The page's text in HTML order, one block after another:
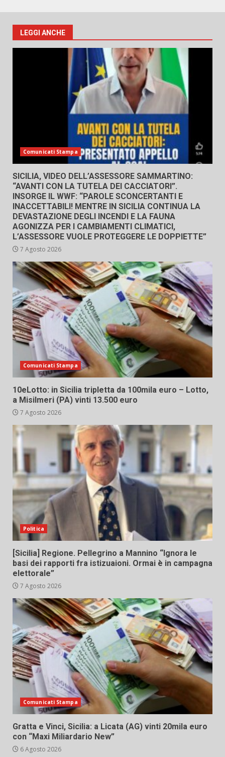
LEGGI ANCHE
Comunicati Stampa
SICILIA, VIDEO DELL’ASSESSORE SAMMARTINO:
“AVANTI CON LA TUTELA DEI CACCIATORI”.
INSORGE IL WWF: “PAROLE SCONCERTANTI E
INACCETTABILI! MENTRE IN SICILIA CONTINUA LA
DEVASTAZIONE DEGLI INCENDI E LA FAUNA
AGONIZZA PER I CAMBIAMENTI CLIMATICI,
L’ASSESSORE VUOLE PROTEGGERE LE DOPPIETTE”
7 Agosto 2026
Comunicati Stampa
10eLotto: in Sicilia tripletta da 100mila euro – Lotto,
a Misilmeri (PA) vinti 13.500 euro
7 Agosto 2026
Politica
[Sicilia] Regione. Pellegrino a Mannino “Ignora le
basi dei rapporti fra istizuaioni. Ormai è in campagna
elettorale”
7 Agosto 2026
Comunicati Stampa
Gratta e Vinci, Sicilia: a Licata (AG) vinti 20mila euro
con “Maxi Miliardario New”
6 Agosto 2026